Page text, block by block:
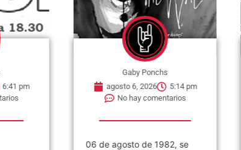
Gaby Ponchs
agosto 6, 2026
5:14 pm
No hay comentarios
06 de agosto de 1982, se